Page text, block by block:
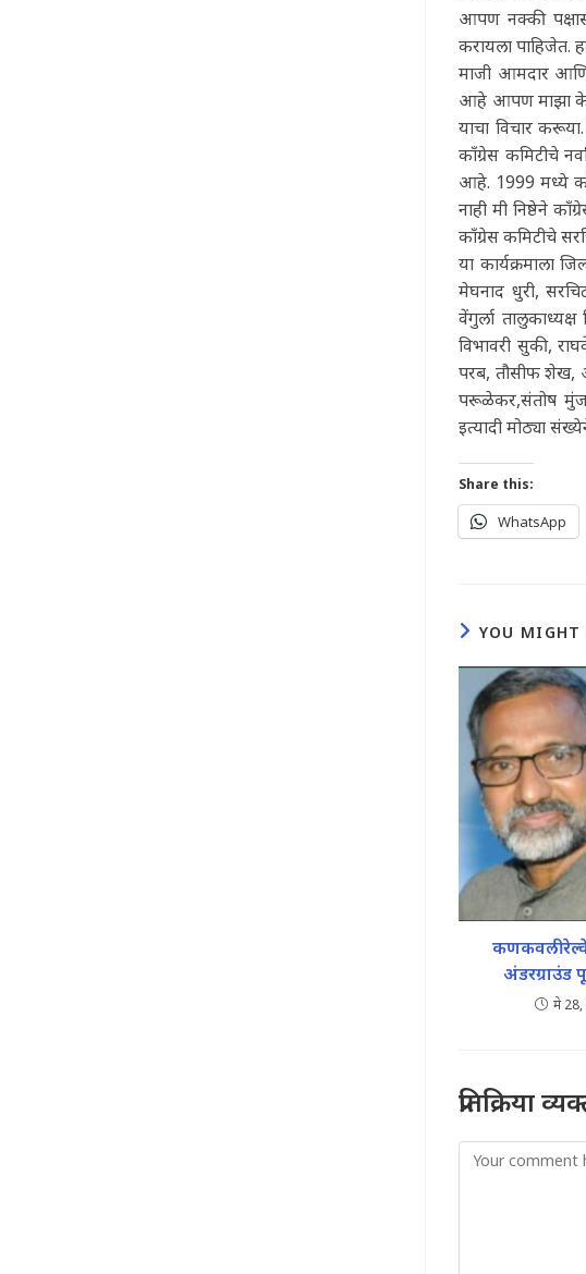
आपण नक्की
करायला पाहिजेत.
माजी आमदार आणि
आहे आपण माझा
याचा विचार
काँग्रेस कमिटीचे
आहे. 1999 मध्ये
नाही मी निष्ठेने
काँग्रेस कमिटीचे
या कार्यक्रमाला
मेघनाद धुरी,
वेंगुर्ला
विभावरी सुकी,
परब, तौसीफ शेख,
परूळेकर,संतोष मुंज,
इत्यादी मोठ्या
Share this:
WhatsApp
YOU MIGHT
कणकवली
अंडरग्राउंड
मे 28,
प्रतिक्रिया
Comment